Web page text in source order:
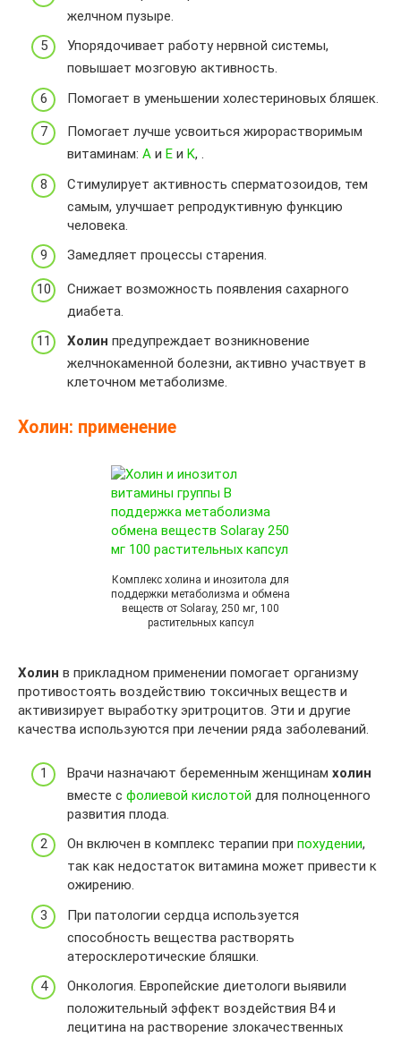
желчном пузыре.
Упорядочивает работу нервной системы,
повышает мозговую активность.
Помогает в уменьшении холестериновых бляшек.
Помогает лучше усвоиться жирорастворимым
витаминам: A и E и K, .
Стимулирует активность сперматозоидов, тем
самым, улучшает репродуктивную функцию
человека.
Замедляет процессы старения.
Снижает возможность появления сахарного
диабета.
Холин предупреждает возникновение
желчнокаменной болезни, активно участвует в
клеточном метаболизме.
Холин: применение
Комплекс холина и инозитола для
поддержки метаболизма и обмена
веществ от Solaray, 250 мг, 100
растительных капсул
Холин в прикладном применении помогает организму
противостоять воздействию токсичных веществ и
активизирует выработку эритроцитов. Эти и другие
качества используются при лечении ряда заболеваний.
Врачи назначают беременным женщинам холин
вместе с фолиевой кислотой для полноценного
развития плода.
Он включен в комплекс терапии при похудении,
так как недостаток витамина может привести к
ожирению.
При патологии сердца используется
способность вещества растворять
атеросклеротические бляшки.
Онкология. Европейские диетологи выявили
положительный эффект воздействия B4 и
лецитина на растворение злокачественных